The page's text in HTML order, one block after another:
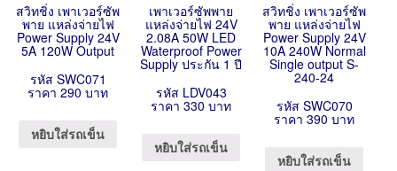
สวิทชิ่ง เพาเวอร์ซัพ
พาย แหล่งจ่ายไฟ
Power Supply 24V
5A 120W Output
รหัส SWC071
ราคา 290 บาท
หยิบใส่รถเข็น
เพาเวอร์ซัพพาย
แหล่งจ่ายไฟ 24V
2.08A 50W LED
Waterproof Power
Supply ประกัน 1 ปี
รหัส LDV043
ราคา 330 บาท
หยิบใส่รถเข็น
สวิทชิ่ง เพาเวอร์ซัพ
พาย แหล่งจ่ายไฟ
Power Supply 24V
10A 240W Normal
Single output S-
240-24
รหัส SWC070
ราคา 390 บาท
หยิบใส่รถเข็น